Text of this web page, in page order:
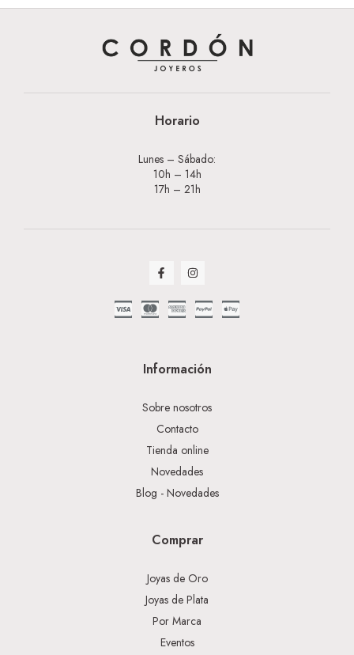
Horario
Lunes – Sábado:
10h – 14h
17h – 21h
Información
Sobre nosotros
Contacto
Tienda online
Novedades
Blog - Novedades
Comprar
Joyas de Oro
Joyas de Plata
Por Marca
Eventos